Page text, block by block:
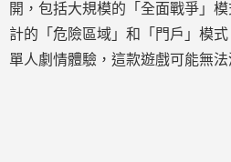
開，包括大規模的「全面戰爭」
計的「危險區域」和「門戶」模
單人劇情體驗，這款遊戲可能無法